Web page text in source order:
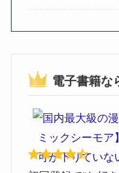
電子書籍な